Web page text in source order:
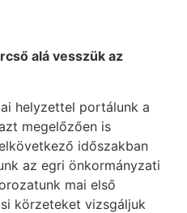
alá vesszük az
helyzettel portálunk a
megelőzően is
időszakban
az egri önkormányzati
mai első
körzeteket vizsgáljuk